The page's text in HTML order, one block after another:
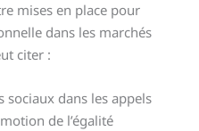
mises en place pour
dans les marchés
citer :
sociaux dans les appels
de l’égalité